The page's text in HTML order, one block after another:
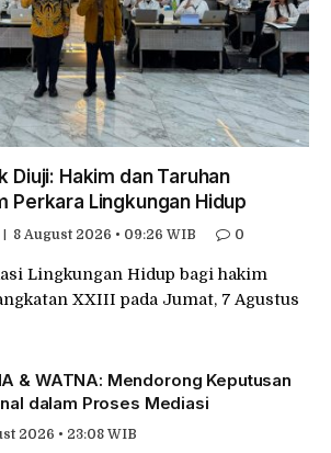
Diuji: Hakim dan Taruhan
Perkara Lingkungan Hidup
8 August 2026 • 09:26 WIB 0
Lingkungan Hidup bagi hakim
XXIII pada Jumat, 7 Agustus
& WATNA: Mendorong Keputusan
dalam Proses Mediasi
2026 • 23:08 WIB